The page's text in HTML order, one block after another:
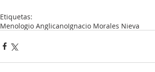
Etiquetas:
Menologio AnglicanoIgnacio Morales Nieva